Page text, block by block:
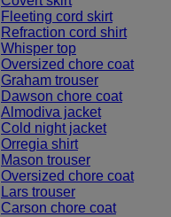
Fleeting cord skirt
Refraction cord shirt
Whisper top
Oversized chore coat
Graham trouser
Dawson chore coat
Almodiva jacket
Cold night jacket
Orregia shirt
Mason trouser
Oversized chore coat
Lars trouser
Carson chore coat